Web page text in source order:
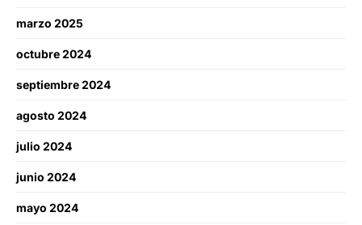
marzo 2025
octubre 2024
septiembre 2024
agosto 2024
julio 2024
junio 2024
mayo 2024